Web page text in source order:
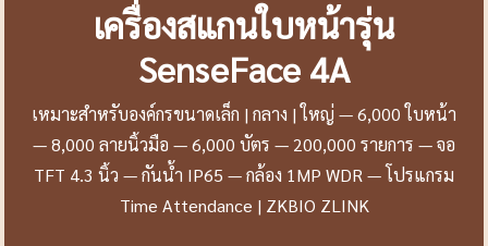
เครื่องสแกนใบหน้ารุ่น
SenseFace 4A
เหมาะสำหรับองค์กรขนาดเล็ก | กลาง | ใหญ่ — 6,000 ใบหน้า
— 8,000 ลายนิ้วมือ — 6,000 บัตร — 200,000 รายการ — จอ
TFT 4.3 นิ้ว — กันน้ำ IP65 — กล้อง 1MP WDR — โปรแกรม
Time Attendance | ZKBIO ZLINK